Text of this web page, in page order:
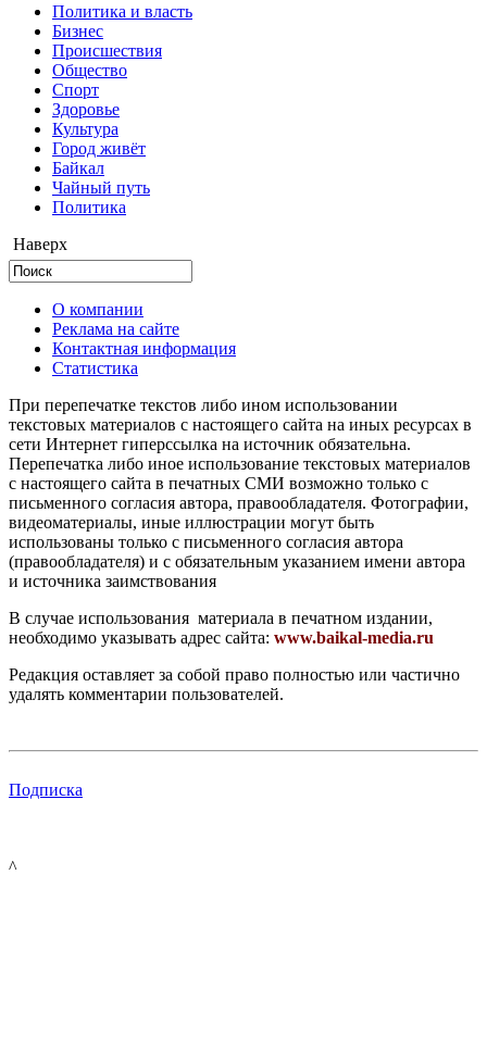
Политика и власть
Бизнес
Происшествия
Общество
Cпорт
Здоровье
Культура
Город живёт
Байкал
Чайный путь
Политика
Наверх
О компании
Реклама на сайте
Контактная информация
Статистика
При перепечатке текстов либо ином использовании
текстовых материалов с настоящего сайта на иных ресурсах в
сети Интернет гиперссылка на источник обязательна.
Перепечатка либо иное использование текстовых материалов
с настоящего сайта в печатных СМИ возможно только с
письменного согласия автора, правообладателя. Фотографии,
видеоматериалы, иные иллюстрации могут быть
использованы только с письменного согласия автора
(правообладателя) и с обязательным указанием имени автора
и источника заимствования
В случае использования материала в печатном издании,
необходимо указывать адрес сайта: www.baikal-media.ru
Редакция оставляет за собой право полностью или частично
удалять комментарии пользователей.
Подписка
^